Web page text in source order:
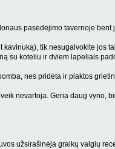
pasėdėjimo tavernoje bent
tik nesugalvokite jos
su koteliu ir dviem lapeliais
nes pridėta ir plaktos
nevartoja. Geria daug vyno,
užsirašinėja graikų valgių